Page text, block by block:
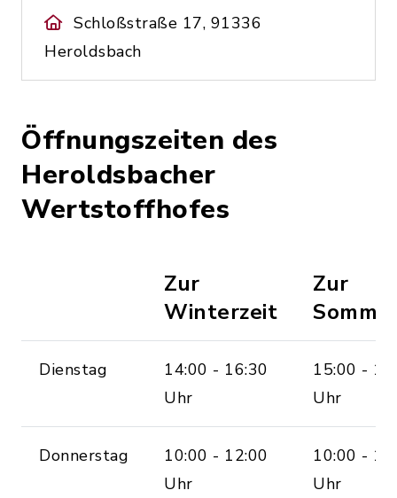
Schloßstraße 17, 91336
Heroldsbach
Öffnungszeiten des
Heroldsbacher
Wertstoffhofes
Zur
Winterzeit
Zur
Dienstag
14:00 - 16:30
Uhr
15:00 -
Uhr
Donnerstag
10:00 - 12:00
Uhr
10:00 -
Uhr